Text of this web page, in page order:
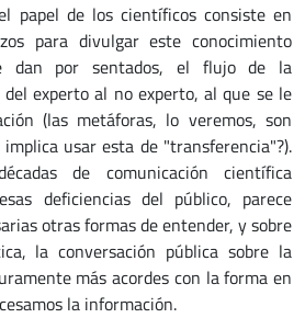
papel de los científicos consiste en
para divulgar este conocimiento
dan por sentados, el flujo de la
experto al no experto, al que se le
(las metáforas, lo veremos, son
usar esta de "transferencia"?).
de comunicación científica
deficiencias del público, parece
otras formas de entender, y sobre
la conversación pública sobre la
más acordes con la forma en
la información.